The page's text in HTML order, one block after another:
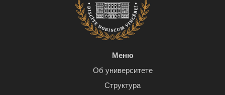
Меню
Об университете
Структура